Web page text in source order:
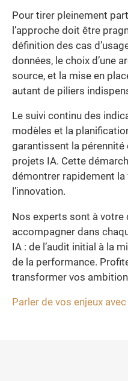
Pour tirer pleinement
l’approche doit être
définition des cas
données, le choix d’une
source, et la mise en
autant de piliers
Le suivi continu des
modèles et la
garantissent la
projets IA. Cette
démontrer rapidement la
l’innovation.
Nos experts sont à
accompagner dans
IA : de l’audit initial à la
de la performance.
transformer vos
Parler de vos enjeux